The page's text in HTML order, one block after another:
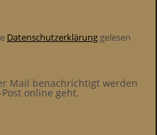
Datenschutzerklärung gelesen
Mail benachrichtigt werden
online geht.